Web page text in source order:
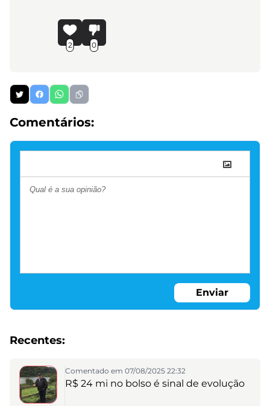
2 0
Comentários:
Enviar
Recentes:
Comentado em 07/08/2025 22:32
R$ 24 mi no bolso é sinal de evolução